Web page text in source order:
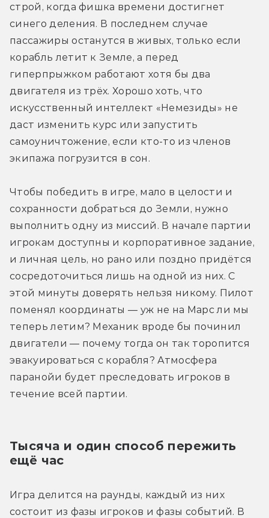
строй, когда фишка времени достигнет
синего деления. В последнем случае
пассажиры останутся в живых, только если
корабль летит к Земле, а перед
гиперпрыжком работают хотя бы два
двигателя из трёх. Хорошо хоть, что
искусственный интеллект «Немезиды» не
даст изменить курс или запустить
самоуничтожение, если кто-то из членов
экипажа погрузится в сон.
Чтобы победить в игре, мало в целости и
сохранности добраться до Земли, нужно
выполнить одну из миссий. В начале партии
игрокам доступны и корпоративное задание,
и личная цель, но рано или поздно придётся
сосредоточиться лишь на одной из них. С
этой минуты доверять нельзя никому. Пилот
поменял координаты — уж не на Марс ли мы
теперь летим? Механик вроде бы починил
двигатели — почему тогда он так торопится
эвакуироваться с корабля? Атмосфера
паранойи будет преследовать игроков в
течение всей партии.
Тысяча и один способ пережить
ещё час
Игра делится на раунды, каждый из них
состоит из фазы игроков и фазы событий. В